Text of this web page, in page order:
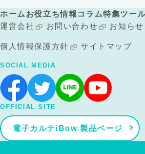
ホーム お役立ち情報 コラム特集ツー
運営会社
お問い合わせ お知らせ
個人情報保護方針 サイトマップ
SOCIAL MEDIA
OFFICIAL SITE
電子カルテiBow 製品ページ